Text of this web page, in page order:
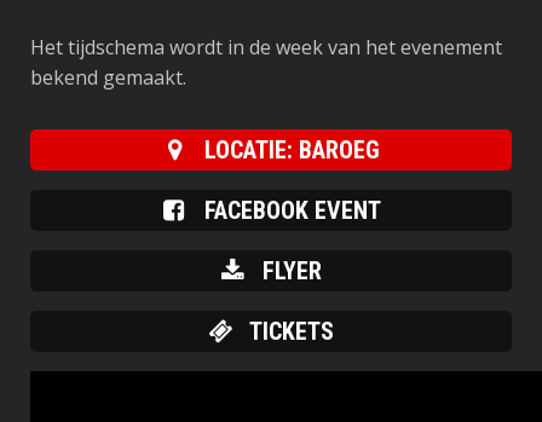
Het tijdschema wordt in de week van het evenement
bekend gemaakt.
LOCATIE: BAROEG
FACEBOOK EVENT
FLYER
TICKETS